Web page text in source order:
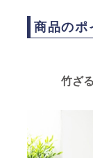
商品のポ
竹ざ